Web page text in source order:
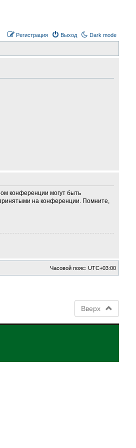
Dark mode
Выход
Регистрация
конференции могут быть
на конференции. Помните,
Часовой пояс:UTC+03:00
Вверх